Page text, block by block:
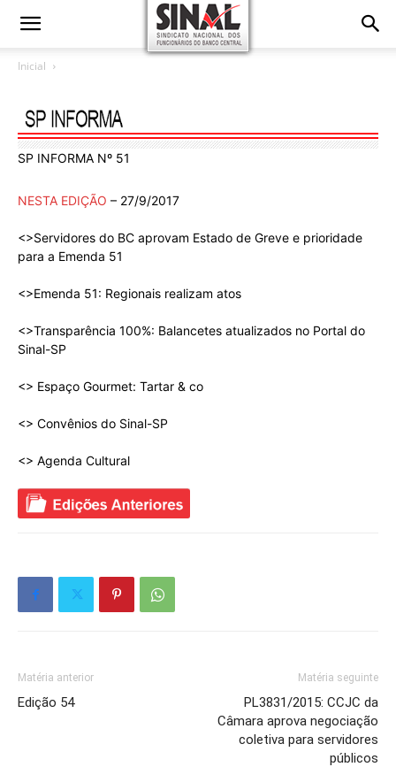
Inicial
SP INFORMA Nº 51
NESTA EDIÇÃO – 27/9/2017
<>Servidores do BC aprovam Estado de Greve e prioridade
para a Emenda 51
<>Emenda 51: Regionais realizam atos
<>Transparência 100%: Balancetes atualizados no Portal do
Sinal-SP
<> Espaço Gourmet: Tartar & co
<> Convênios do Sinal-SP
<> Agenda Cultural
Matéria anterior
Edição 54
Matéria seguinte
PL3831/2015: CCJC da
Câmara aprova negociação
coletiva para servidores
públicos